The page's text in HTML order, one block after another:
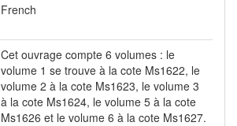
French
Cet ouvrage compte 6 volumes : le
volume 1 se trouve à la cote Ms1622, le
volume 2 à la cote Ms1623, le volume 3
à la cote Ms1624, le volume 5 à la cote
Ms1626 et le volume 6 à la cote Ms1627.